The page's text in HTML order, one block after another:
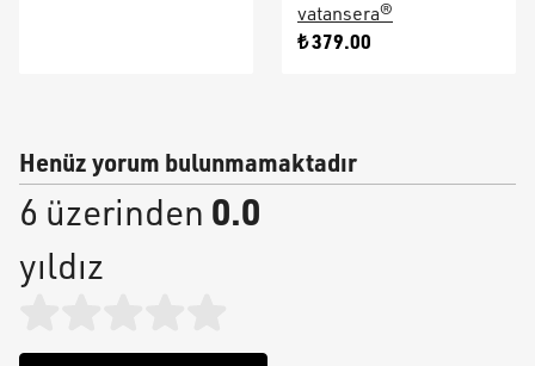
vatansera®
₺ 379.00
Henüz yorum bulunmamaktadır
6 üzerinden 0.0
yıldız